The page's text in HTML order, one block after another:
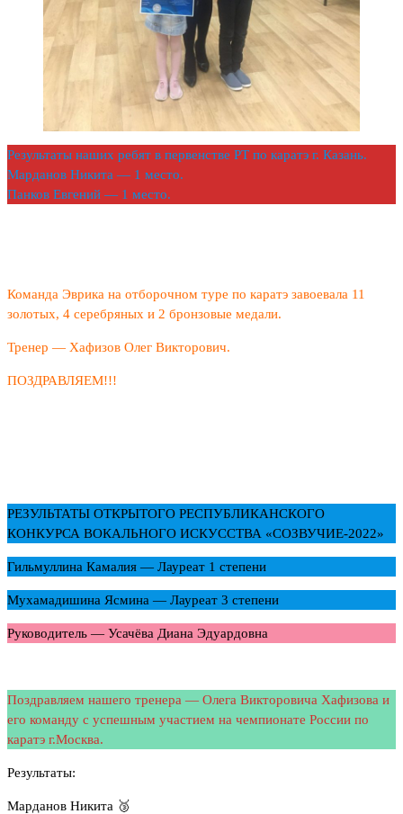
Результаты наших ребят в первенстве РТ по каратэ г. Казань.
Марданов Никита — 1 место.
Панков Евгений — 1 место.
Команда Эврика на отборочном туре по каратэ завоевала 11
золотых, 4 серебряных и 2 бронзовые медали.
Тренер — Хафизов Олег Викторович.
ПОЗДРАВЛЯЕМ!!!
РЕЗУЛЬТАТЫ ОТКРЫТОГО РЕСПУБЛИКАНСКОГО
КОНКУРСА ВОКАЛЬНОГО ИСКУССТВА «СОЗВУЧИЕ-2022»
Гильмуллина Камалия — Лауреат 1 степени
Мухамадишина Ясмина — Лауреат 3 степени
Руководитель — Усачёва Диана Эдуардовна
Поздравляем нашего тренера — Олега Викторовича Хафизова и
его команду с успешным участием на чемпионате России по
каратэ г.Москва.
Результаты:
Марданов Никита 🥉